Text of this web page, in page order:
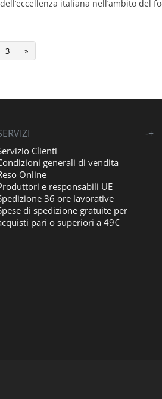
italiana nell’ambito del
3 »
+
-
Clienti
generali di vendita
Online
e responsabili UE
36 ore lavorative
di spedizione gratuite per
pari o superiori a 49€